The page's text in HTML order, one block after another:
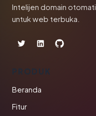
Intelijen domain
untuk web terbuka.
PRODUK
Beranda
Fitur